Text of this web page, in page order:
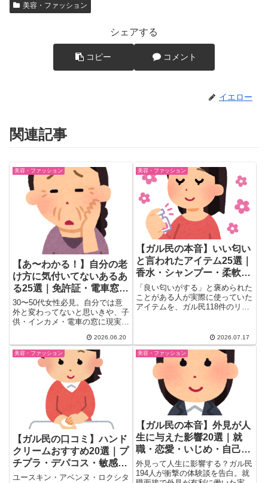
美容・ファッション
シェアする
コピー コメント
イエロー
関連記事
美容・ファッション
【あ〜わかる！】自分の老
け方に気付いてないあるあ
る25選｜免許証・電車窓・
インカメが暴くリアルな老
い
30〜50代女性必見。自分では意
外と変わってないと思いきや、子
供・インカメ・電車の窓に現実を
続々告白。「証明写真はウソをつ
かない」「インカメで老婆かよ」
「電車の窓でほうれい線に愕然」
など、老け顔あるあるをリアルな
声付きで紹介。
2026.06.20
美容・ファッション
【ガル民の本音】いい匂い
と言われたアイテム25選｜
香水・シャンプー・柔軟剤
のおすすめまとめ
「良い匂いがする」と褒められた
ことがある人が実際に使っていた
アイテムを、ガル民118件のリア
剤・ハンドクリームから廃盤にな
った伝説の名品まで、失敗しない
香水の正しいつけ方のコツも詳し
く紹介します。
2026.07.17
美容・ファッション
【ガル民の口コミ】ハンド
クリームおすすめ20選｜プ
チプラ・デパコス・敏感肌
向けのリアル比較
ユースキン・アベンヌ・ロクシタ
美容・ファッション
【ガル民の本音】外見が人
生に与えた影響20選｜就
職・恋愛・いじめ・自己肯
定感のリアル
外見って人生に影響する？ガル民
194人が衝撃の体験談を告白。就